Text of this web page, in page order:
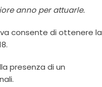
anno per attuarle.
consente di ottenere la
presenza di un